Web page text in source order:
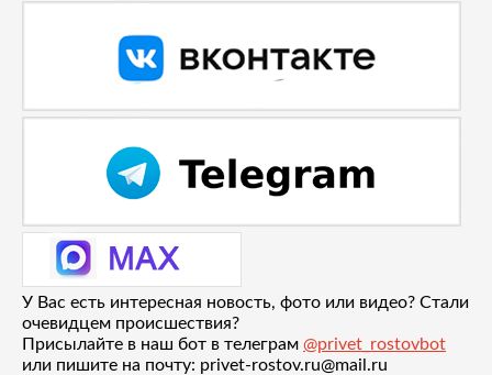
У Вас есть интересная новость, фото или видео? Стали
очевидцем происшествия?
Присылайте в наш бот в телеграм @privet_rostovbot
или пишите на почту: privet-rostov.ru@mail.ru